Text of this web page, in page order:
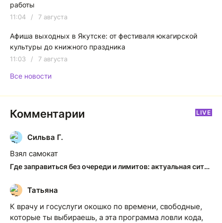
работы
11:04 / 7 августа
Афиша выходных в Якутске: от фестиваля юкагирской
культуры до книжного праздника
11:03 / 7 августа
Все новости
Комментарии LIVE
С
Сильва Г.
Взял самокат
Где заправиться без очереди и лимитов: актуальная ситуация на АЗС Якутска
Т
Татьяна
К врачу и госуслуги окошко по времени, свободные,
которые ты выбираешь, а эта программа ловли кода,